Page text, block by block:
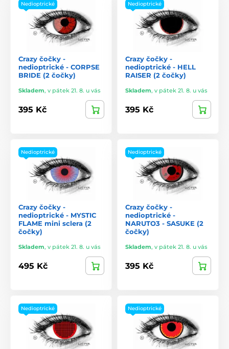
Nedioptrické
Crazy čočky -
nedioptrické - CORPSE
BRIDE (2 čočky)
Skladem, v pátek 21. 8. u vás
395 Kč
Nedioptrické
Crazy čočky -
nedioptrické - HELL
RAISER (2 čočky)
Skladem, v pátek 21. 8. u vás
395 Kč
Nedioptrické
Crazy čočky -
nedioptrické - MYSTIC
FLAME mini sclera (2
čočky)
Skladem, v pátek 21. 8. u vás
495 Kč
Nedioptrické
Crazy čočky -
nedioptrické -
NARUTO3 - SASUKE (2
čočky)
Skladem, v pátek 21. 8. u vás
395 Kč
Nedioptrické Nedioptrické